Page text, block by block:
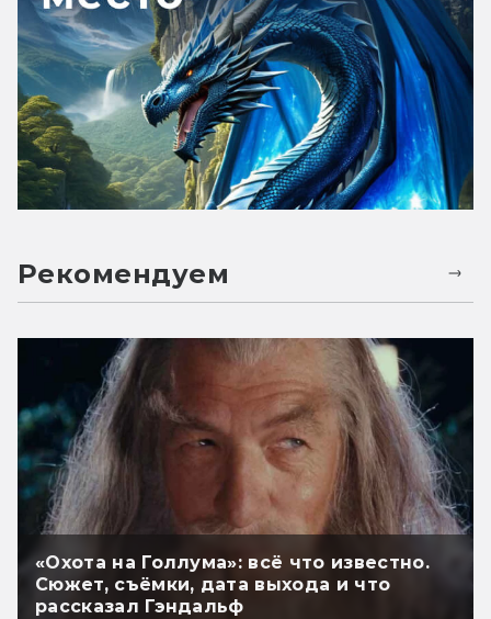
Рекомендуем
«Охота на Голлума»: всё что известно.
Сюжет, съёмки, дата выхода и что
рассказал Гэндальф